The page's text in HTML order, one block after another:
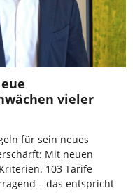
vieler
für sein neues
Mit neuen
103 Tarife
– das entspricht